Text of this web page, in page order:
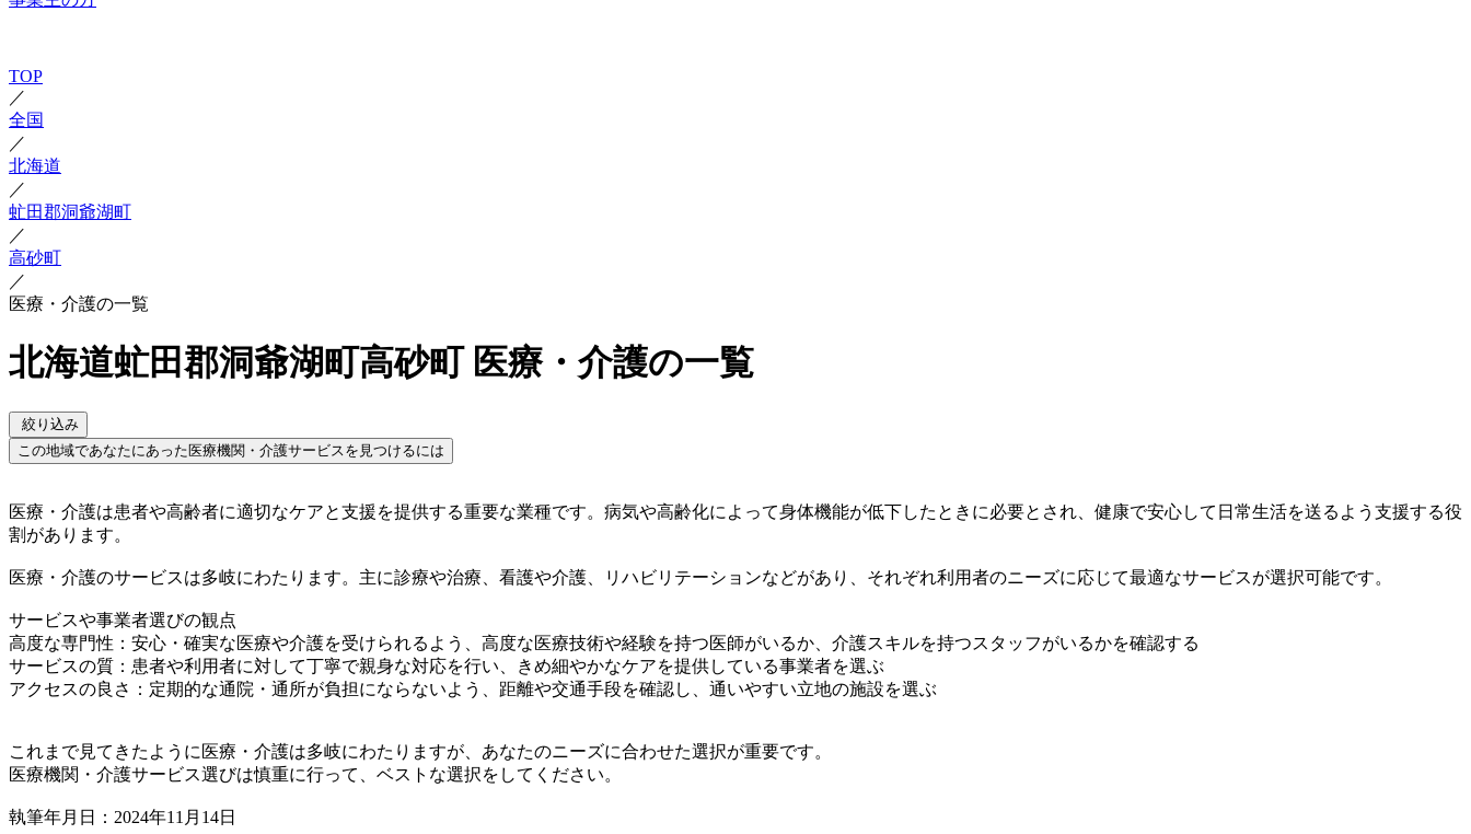
TOP
／
全国
／
北海道
／
虻田郡洞爺湖町
／
高砂町
／
医療・介護の一覧
北海道虻田郡洞爺湖町高砂町 医療・介護の一覧
絞り込み
この地域であなたにあった医療機関・介護サービスを見つけるには
医療・介護は患者や高齢者に適切なケアと支援を提供する重要な業種です。病気や高齢化によって身体機能が低下したときに必要とされ、健康で安心して日常生活を送るよう支援する役
割があります。
医療・介護のサービスは多岐にわたります。主に診療や治療、看護や介護、リハビリテーションなどがあり、それぞれ利用者のニーズに応じて最適なサービスが選択可能です。
サービスや事業者選びの観点
高度な専門性：安心・確実な医療や介護を受けられるよう、高度な医療技術や経験を持つ医師がいるか、介護スキルを持つスタッフがいるかを確認する
サービスの質：患者や利用者に対して丁寧で親身な対応を行い、きめ細やかなケアを提供している事業者を選ぶ
アクセスの良さ：定期的な通院・通所が負担にならないよう、距離や交通手段を確認し、通いやすい立地の施設を選ぶ
これまで見てきたように医療・介護は多岐にわたりますが、あなたのニーズに合わせた選択が重要です。
医療機関・介護サービス選びは慎重に行って、ベストな選択をしてください。
執筆年月日：2024年11月14日